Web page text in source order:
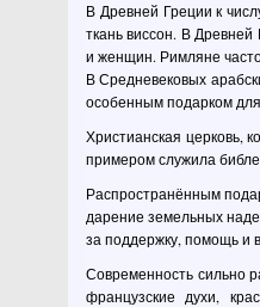
В Древней Греции к
ткань виссон. В
и женщин. Римляне
В Средневековых
особенным подарком
Христианская церковь,
примером служила
Распространённым
дарение земельных
за поддержку, помощь и
Современность сильно
французские духи,